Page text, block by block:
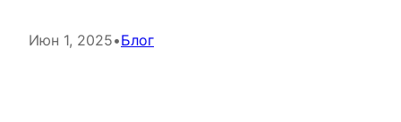
Июн 1, 2025•Блог